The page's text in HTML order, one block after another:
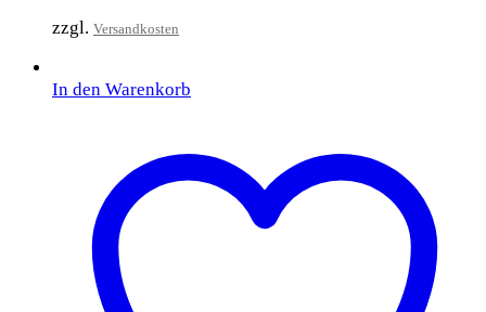
zzgl. Versandkosten
In den Warenkorb